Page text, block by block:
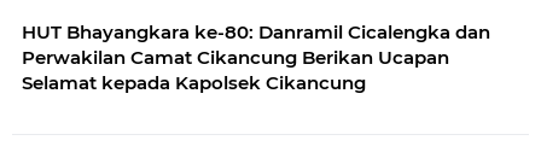
HUT Bhayangkara ke-80: Danramil Cicalengka dan
Perwakilan Camat Cikancung Berikan Ucapan
Selamat kepada Kapolsek Cikancung